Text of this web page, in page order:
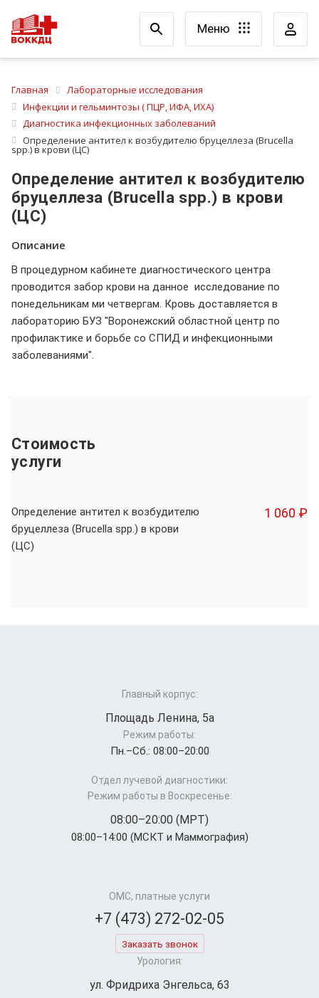
Меню
Главная
Лабораторные исследования
Инфекции и гельминтозы ( ПЦР, ИФА, ИХА)
Диагностика инфекционных заболеваний
Определение антител к возбудителю бруцеллеза (Brucella
spp.) в крови (ЦС)
Определение антител к возбудителю
бруцеллеза (Brucella spp.) в крови
(ЦС)
Описание
В процедурном кабинете диагностического центра
проводится забор крови на данное исследование по
понедельникам ми четвергам. Кровь доставляется в
лабораторию БУЗ "Воронежский областной центр по
профилактике и борьбе со СПИД и инфекционными
заболеваниями".
Стоимость
услуги
Определение антител к возбудителю
бруцеллеза (Brucella spp.) в крови
(ЦС)
1 060 ₽
Главный корпус:
Площадь Ленина, 5а
Режим работы:
Пн.–Cб.: 08:00–20:00
Отдел лучевой диагностики:
Режим работы в Воскресенье:
08:00–20:00 (МРТ)
08:00–14:00 (МСКТ и Маммография)
ОМС, платные услуги
+7 (473) 272-02-05
Заказать звонок
Урология:
ул. Фридриха Энгельса, 63